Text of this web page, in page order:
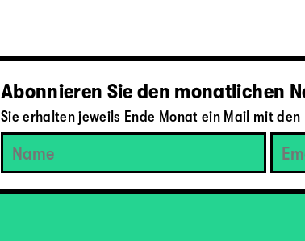
Abonnieren Sie den monatlichen
Sie erhalten jeweils Ende Monat ein Mail mit